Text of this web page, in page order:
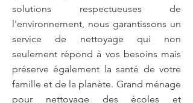
solutions respectueuses de
l'environnement, nous garantissons un
service de nettoyage qui non
seulement répond à vos besoins mais
préserve également la santé de votre
famille et de la planète. Grand ménage
pour nettoyage des écoles et